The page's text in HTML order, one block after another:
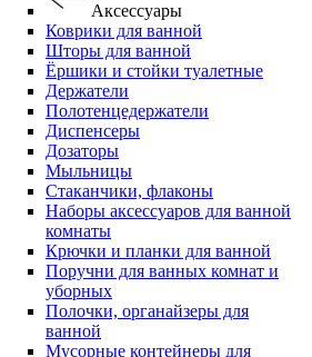
Аксессуары
Коврики для ванной
Шторы для ванной
Ёршики и стойки туалетные
Держатели
Полотенцедержатели
Диспенсеры
Дозаторы
Мыльницы
Стаканчики, флаконы
Наборы аксессуаров для ванной
комнаты
Крючки и планки для ванной
Поручни для ванных комнат и
уборных
Полочки, органайзеры для
ванной
Мусорные контейнеры для